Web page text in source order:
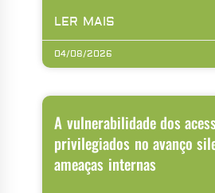
LER MAIS
04/08/2026
A vulnerabilidade dos
privilegiados no avanço
ameaças internas